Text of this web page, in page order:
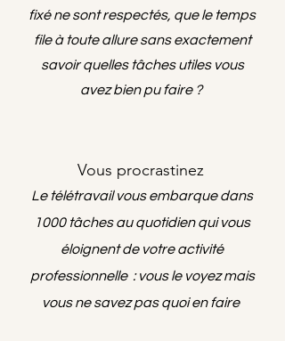
fixé ne sont respectés, que le temps
file à toute allure sans exactement
savoir quelles tâches utiles vous
avez bien pu faire ?
Vous procrastinez
Le télétravail vous embarque dans
1000 tâches au quotidien qui vous
éloignent de votre activité
professionnelle : vous le voyez mais
vous ne savez pas quoi en faire